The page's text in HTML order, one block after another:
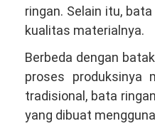
ringan. Selain itu,
kualitas materialnya.
Berbeda dengan
proses produksinya
tradisional, bata
yang dibuat